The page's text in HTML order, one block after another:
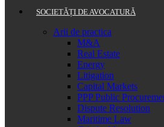
SOCIETĂȚI DE AVOCATURĂ
Arii de practica
M&A
Real Estate
Energy
Litigation
Capital Markets
PPP Public
Dispute Resolution
Maritime Law